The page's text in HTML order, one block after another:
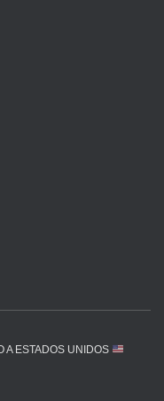
A ESTADOS UNIDOS